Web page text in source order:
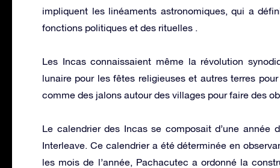
impliquent les linéaments astronomiques, qui a
fonctions politiques et des rituelles .
Les Incas connaissaient même la révolution
lunaire pour les fêtes religieuses et autres terres
comme des jalons autour des villages pour faire des
Le calendrier des Incas se composait d’une
Interleave. Ce calendrier a été déterminée en
les mois de l’année, Pachacutec a ordonné la